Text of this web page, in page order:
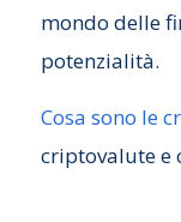
mondo delle
potenzialità.
Cosa sono le
criptovalute e